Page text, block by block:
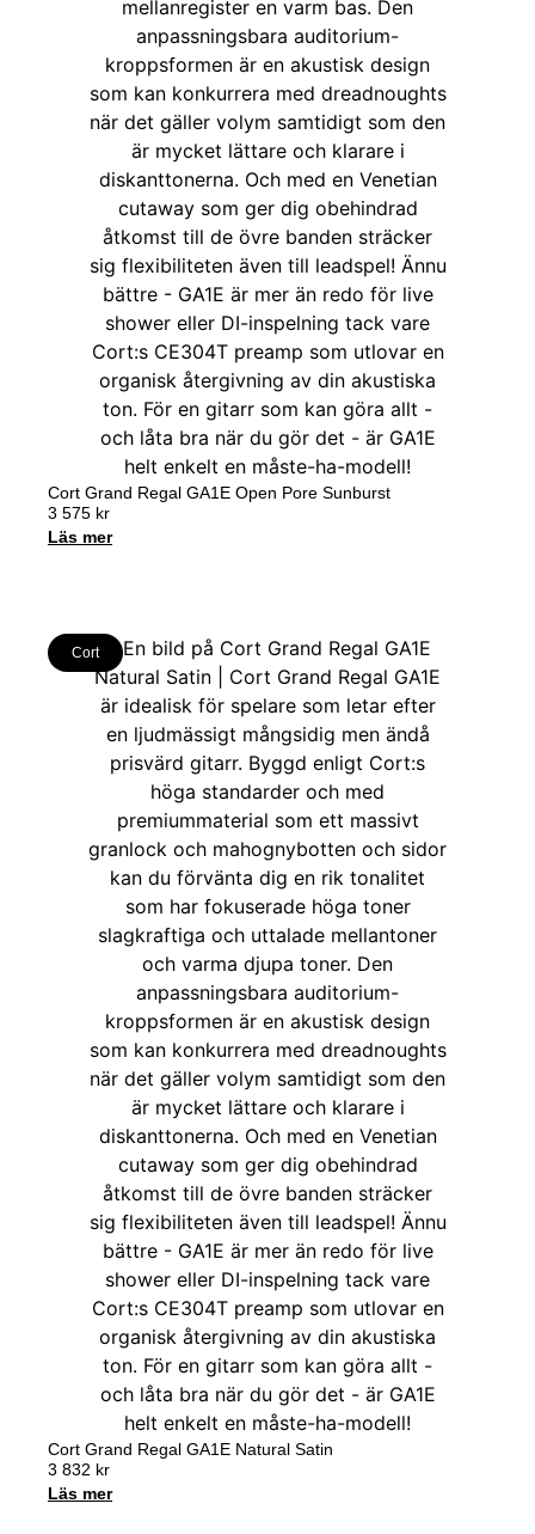
Cort Grand Regal GA1E Open Pore Sunburst
3 575 kr
Läs mer
Cort
Cort Grand Regal GA1E Natural Satin
3 832 kr
Läs mer